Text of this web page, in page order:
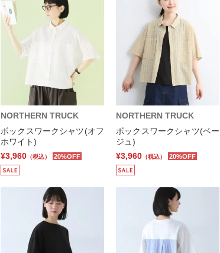
NORTHERN TRUCK
ボックスワークシャツ(オフ
ホワイト)
¥3,960 （税込） 20%OFF
NORTHERN TRUCK
ボックスワークシャツ(ベー
ジュ)
¥3,960 （税込） 20%OFF